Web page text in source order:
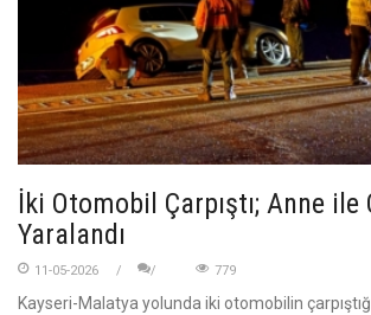
İki Otomobil Çarpıştı; Anne ile
Yaralandı
11-05-2026 779
Kayseri-Malatya yolunda iki otomobilin